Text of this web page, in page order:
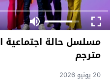
مترجم
20 يونيو 2026